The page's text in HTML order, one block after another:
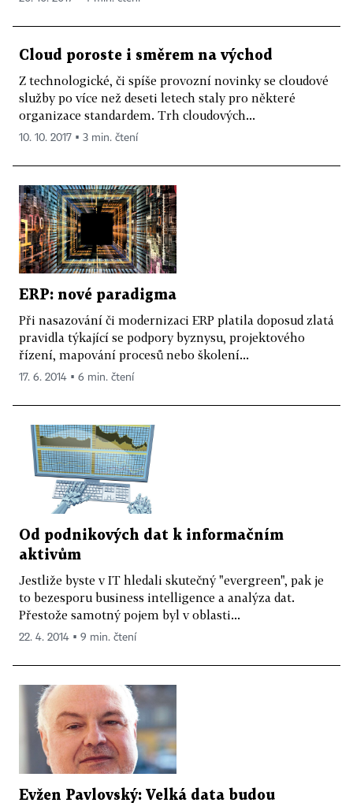
Cloud poroste i směrem na východ
Z technologické, či spíše provozní novinky se cloudové
služby po více než deseti letech staly pro některé
organizace standardem. Trh cloudových...
10. 10. 2017 ▪ 3 min. čtení
ERP: nové paradigma
Při nasazování či modernizaci ERP platila doposud zlatá
pravidla týkající se podpory byznysu, projektového
řízení, mapování procesů nebo školení...
17. 6. 2014 ▪ 6 min. čtení
Od podnikových dat k informačním
aktivům
Jestliže byste v IT hledali skutečný "evergreen", pak je
to bezesporu business intelligence a analýza dat.
Přestože samotný pojem byl v oblasti...
22. 4. 2014 ▪ 9 min. čtení
Evžen Pavlovský: Velká data budou